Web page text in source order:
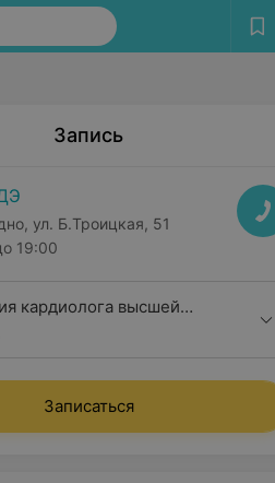
Запись
ул. Б.Троицкая, 51
19:00
кардиолога высшей
Записаться